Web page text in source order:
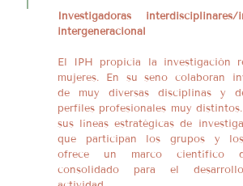
Investigadoras interdisciplinares/
intergeneracional
El IPH propicia la investigación
mujeres. En su seno colaboran
de muy diversas disciplinas y
perfiles profesionales muy
sus líneas estratégicas de
que participan los grupos y los
ofrece un marco científico
consolidado para el